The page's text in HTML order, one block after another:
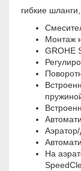
гибкие
Монтаж
GROHE
На